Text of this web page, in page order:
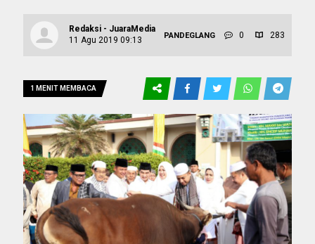
Redaksi - JuaraMedia
11 Agu 2019 09:13
PANDEGLANG 0 283
1 MENIT MEMBACA